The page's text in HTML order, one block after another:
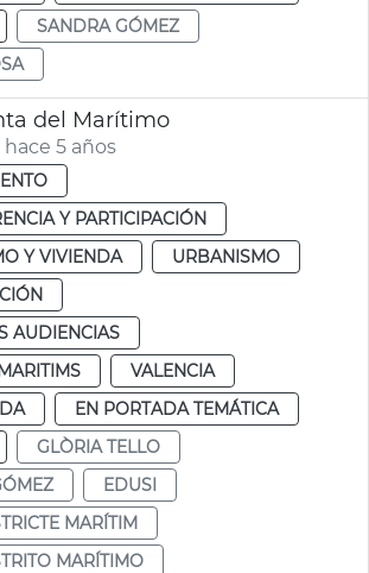
SANDRA GÓMEZ
del Marítimo
5 años
Y PARTICIPACIÓN
Y VIVIENDA
URBANISMO
AUDIENCIAS
VALENCIA
EN PORTADA TEMÁTICA
GLÒRIA TELLO
EDUSI
MARÍTIM
MARÍTIMO